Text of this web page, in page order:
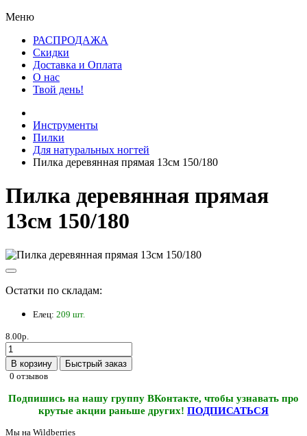
Меню
РАСПРОДАЖА
Скидки
Доставка и Оплата
О нас
Твой день!
Инструменты
Пилки
Для натуральных ногтей
Пилка деревянная прямая 13см 150/180
Пилка деревянная прямая
13см 150/180
Остатки по складам:
Елец: 209 шт.
8.00р.
В корзину
Быстрый заказ
0 отзывов
Подпишись на нашу группу ВКонтакте, чтобы узнавать про
крутые акции раньше других! ПОДПИСАТЬСЯ
Мы на Wildberries